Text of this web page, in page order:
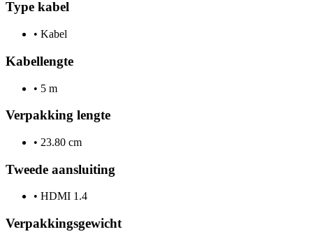
Type kabel
• Kabel
Kabellengte
• 5 m
Verpakking lengte
• 23.80 cm
Tweede aansluiting
• HDMI 1.4
Verpakkingsgewicht